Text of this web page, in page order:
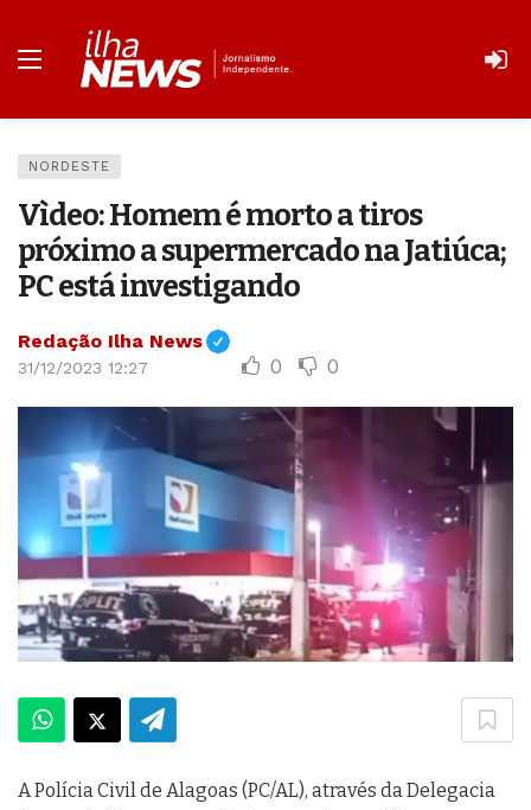
NORDESTE
Vìdeo: Homem é morto a tiros
próximo a supermercado na Jatiúca;
PC está investigando
Redação Ilha News
31/12/2023 12:27 0 0
A Polícia Civil de Alagoas (PC/AL), através da Delegacia